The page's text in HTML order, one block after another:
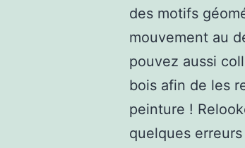
des motifs
mouvement au
pouvez aussi
bois afin de les
peinture !
quelques